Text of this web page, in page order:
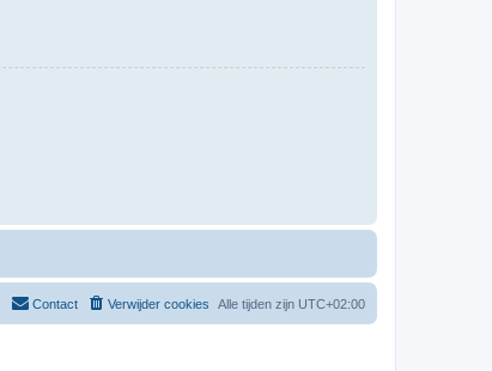
Alle tijden zijn UTC+02:00
Verwijder cookies
Contact